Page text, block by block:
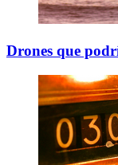
Drones que